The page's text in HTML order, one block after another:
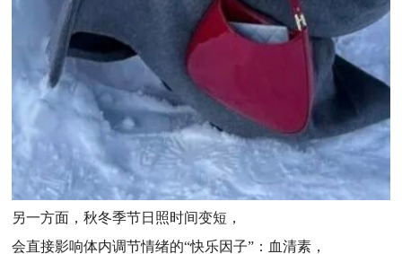
另一方面，秋冬季节日照时间变短，
会直接影响体内调节情绪的“快乐因子”：血清素，